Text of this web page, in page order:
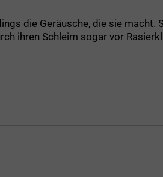
die Geräusche, die sie macht.
ihren Schleim sogar vor